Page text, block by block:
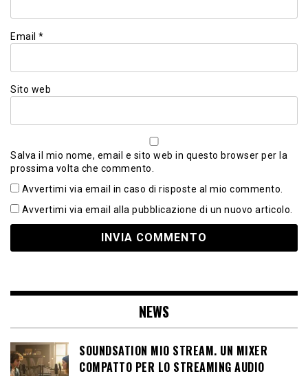
Email *
Sito web
Salva il mio nome, email e sito web in questo browser per la
prossima volta che commento.
Avvertimi via email in caso di risposte al mio commento.
Avvertimi via email alla pubblicazione di un nuovo articolo.
NEWS
SOUNDSATION MIO STREAM. UN MIXER
COMPATTO PER LO STREAMING AUDIO